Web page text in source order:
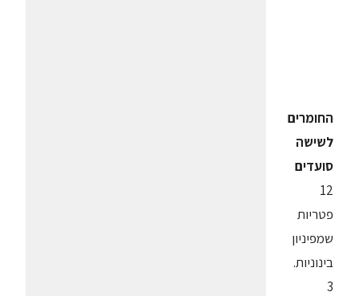
החומרים
לשישה
סועדים
12
פטריות
שמפיניון
בינוניות.
3